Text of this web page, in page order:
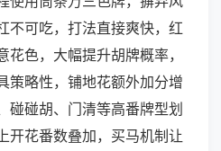
不可吃，打法直接爽快，红
色，大幅提升胡牌概率，
策略性，铺地花额外加分增
碰碰胡、门清等高番牌型划
开花番数叠加，买马机制让